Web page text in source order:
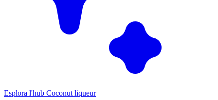
Esplora l'hub Coconut liqueur